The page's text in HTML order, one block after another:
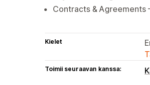
Contracts & Agreements
Kielet
Toimii seuraavan kanssa: